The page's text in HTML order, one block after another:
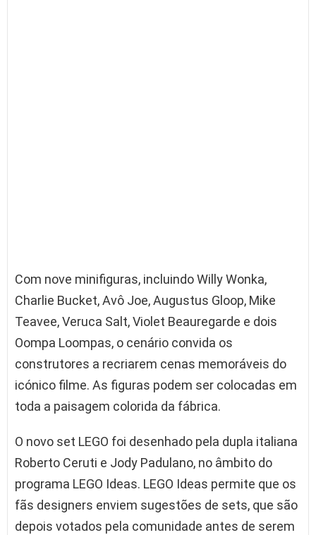
Com nove minifiguras, incluindo Willy Wonka,
Charlie Bucket, Avô Joe, Augustus Gloop, Mike
Teavee, Veruca Salt, Violet Beauregarde e dois
Oompa Loompas, o cenário convida os
construtores a recriarem cenas memoráveis do
icónico filme. As figuras podem ser colocadas em
toda a paisagem colorida da fábrica.
O novo set LEGO foi desenhado pela dupla italiana
Roberto Ceruti e Jody Padulano, no âmbito do
programa LEGO Ideas. LEGO Ideas permite que os
fãs designers enviem sugestões de sets, que são
depois votados pela comunidade antes de serem